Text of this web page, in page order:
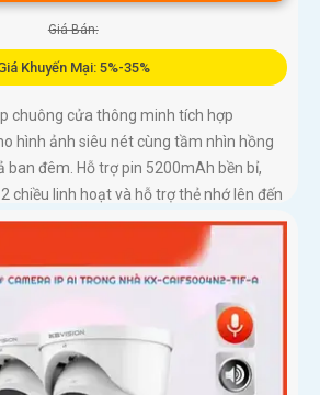
Giá Bán:
Khuyến Mại: 5%-35%
chuông cửa thông minh tích hợp
hình ảnh siêu nét cùng tầm nhìn hồng
ban đêm. Hỗ trợ pin 5200mAh bền bỉ,
chiều linh hoạt và hỗ trợ thẻ nhớ lên đến
an tâm tuyệt đối cho gia đình bạn